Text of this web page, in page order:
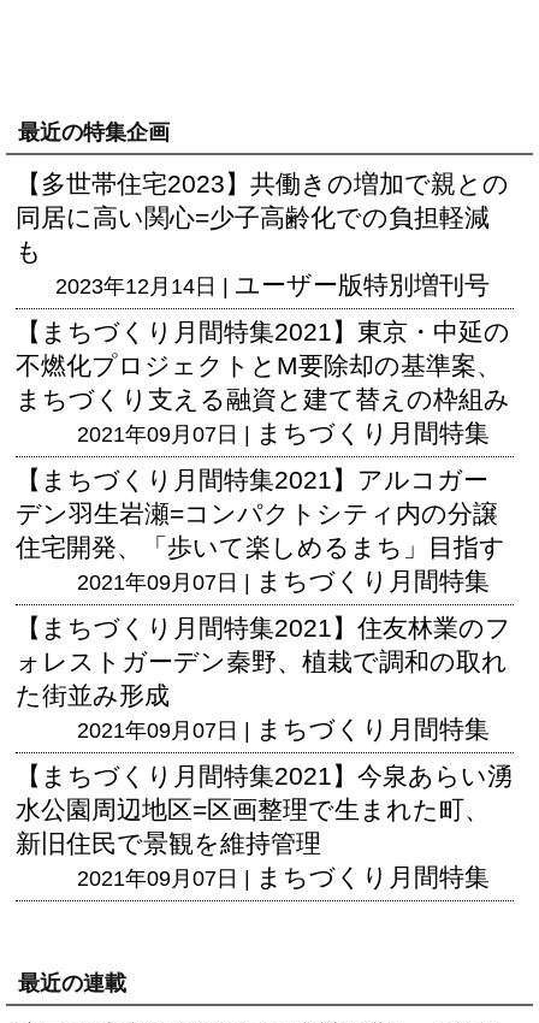
最近の特集企画
【多世帯住宅2023】共働きの増加で親との
同居に高い関心=少子高齢化での負担軽減
も
2023年12月14日 | ユーザー版特別増刊号
【まちづくり月間特集2021】東京・中延の
不燃化プロジェクトとM要除却の基準案、
まちづくり支える融資と建て替えの枠組み
2021年09月07日 | まちづくり月間特集
【まちづくり月間特集2021】アルコガー
デン羽生岩瀬=コンパクトシティ内の分譲
住宅開発、「歩いて楽しめるまち」目指す
2021年09月07日 | まちづくり月間特集
【まちづくり月間特集2021】住友林業のフ
ォレストガーデン秦野、植栽で調和の取れ
た街並み形成
2021年09月07日 | まちづくり月間特集
【まちづくり月間特集2021】今泉あらい湧
水公園周辺地区=区画整理で生まれた町、
新旧住民で景観を維持管理
2021年09月07日 | まちづくり月間特集
最近の連載